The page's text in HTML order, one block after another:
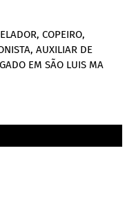
COPEIRO,
AUXILIAR DE
EM SÃO LUIS MA